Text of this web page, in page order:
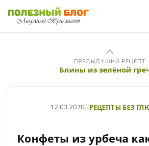
ПРЕДЫДУЩИЙ РЕЦЕПТ
Блины из зелёной
12.03.2020//РЕЦЕПТЫ БЕЗ
Конфеты из урбеча